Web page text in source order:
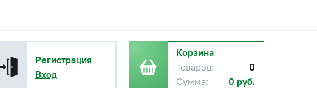
Регистрация
Вход
Корзина
Товаров:
0
Сумма:
0 руб.